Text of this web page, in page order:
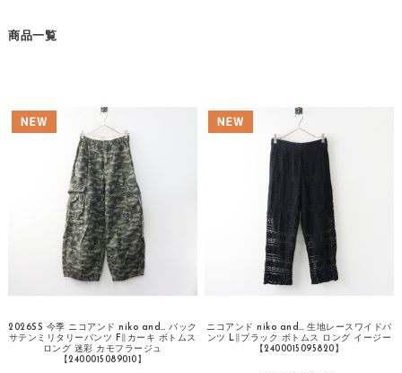
商品一覧
2026SS 今季 ニコアンド niko and… バック
サテンミリタリーパンツ F∥カーキ ボトムス
ロング 迷彩 カモフラージュ
【2400015089010】
ニコアンド niko and… 生地レースワイドパ
ンツ L∥ブラック ボトムス ロング イージー
【2400015095820】